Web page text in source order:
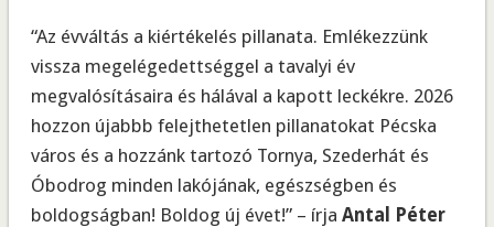
“Az évváltás a kiértékelés pillanata. Emlékezzünk
vissza megelégedettséggel a tavalyi év
megvalósításaira és hálával a kapott leckékre. 2026
hozzon újabbb felejthetetlen pillanatokat Pécska
város és a hozzánk tartozó Tornya, Szederhát és
Óbodrog minden lakójának, egészségben és
boldogságban! Boldog új évet!” – írja Antal Péter